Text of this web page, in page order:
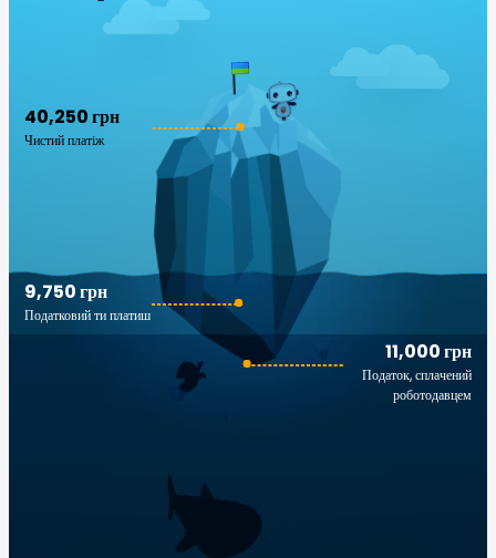
40,250 грн
Чистий платіж
11,000 грн
Податок, сплачений
роботодавцем
9,750 грн
Податковий ти платиш